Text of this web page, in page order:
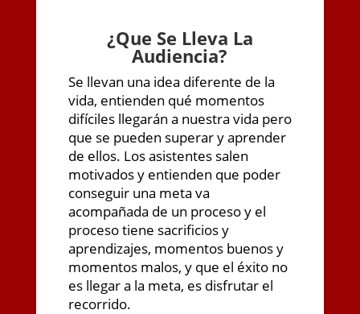
¿Que Se Lleva La
Audiencia?
Se llevan una idea diferente de la
vida, entienden qué momentos
difíciles llegarán a nuestra vida pero
que se pueden superar y aprender
de ellos. Los asistentes salen
motivados y entienden que poder
conseguir una meta va
acompañada de un proceso y el
proceso tiene sacrificios y
aprendizajes, momentos buenos y
momentos malos, y que el éxito no
es llegar a la meta, es disfrutar el
recorrido.